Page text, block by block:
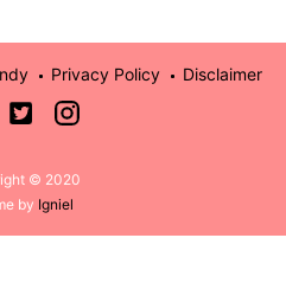
Privacy Policy Disclaimer
© 2020
by Igniel